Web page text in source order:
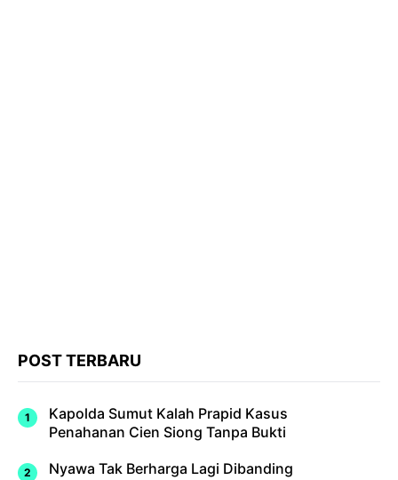
POST TERBARU
Kapolda Sumut Kalah Prapid Kasus
Penahanan Cien Siong Tanpa Bukti
Nyawa Tak Berharga Lagi Dibanding